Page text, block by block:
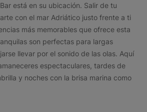
está en su ubicación. Salir de tu
con el mar Adriático justo frente a ti
más memorables que ofrece esta
son perfectas para largas
llevar por el sonido de las olas. Aquí
espectaculares, tardes de
y noches con la brisa marina como